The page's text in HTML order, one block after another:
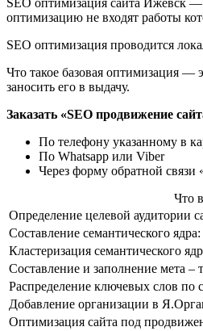
оптимизацию не входят работы
SEO оптимизация проводится
Что такое базовая оптимизация —
заносить его в выдачу.
Заказать «SEO продвижение
По телефону указанному в
По Whatsapp или Viber
Через форму обратной
Что
Определение целевой аудитории
Составление семантического
Кластеризация семантического
Составление и заполнение мета –
Распределение ключевых слов по
Добавление организации в
Оптимизация сайта под